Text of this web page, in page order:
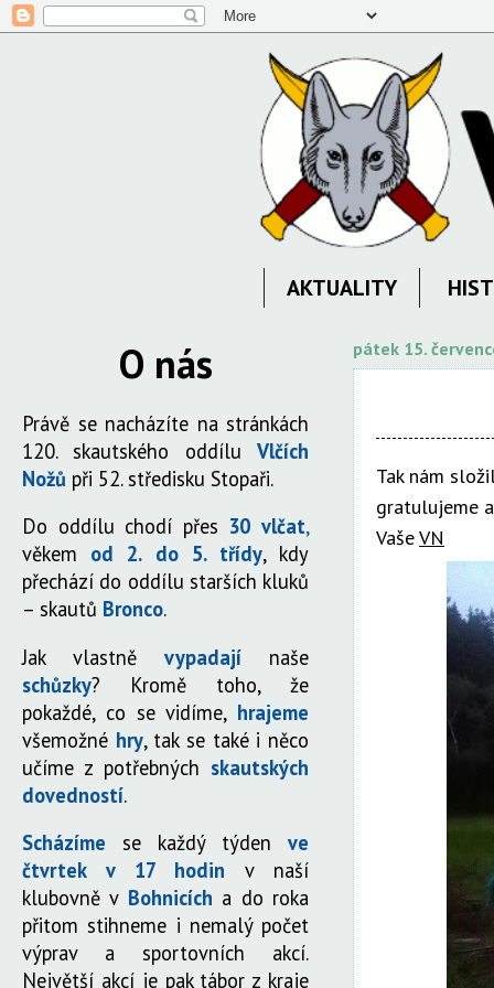
AKTUALITY
pátek 15.
Tak nám
gratulujeme
VašeVN
O nás
Právě se nacházíte na stránkách
120. skautského oddílu Vlčích
Nožů při 52. středisku Stopaři.
Do oddílu chodí přes 30 vlčat,
věkem od 2. do 5. třídy, kdy
přechází do oddílu starších kluků
– skautů Bronco.
Jak vlastně vypadají
naše
schůzky? Kromě toho, že
pokaždé, co se vidíme, hrajeme
všemožné hry, tak se také i něco
učíme z potřebných skautských
dovedností.
Scházíme
se každý týden ve
čtvrtek v 17 hodin v naší
klubovně v Bohnicích a do roka
přitom stihneme i nemalý počet
výprav a sportovních akcí.
Největší akcí je pak tábor z kraje